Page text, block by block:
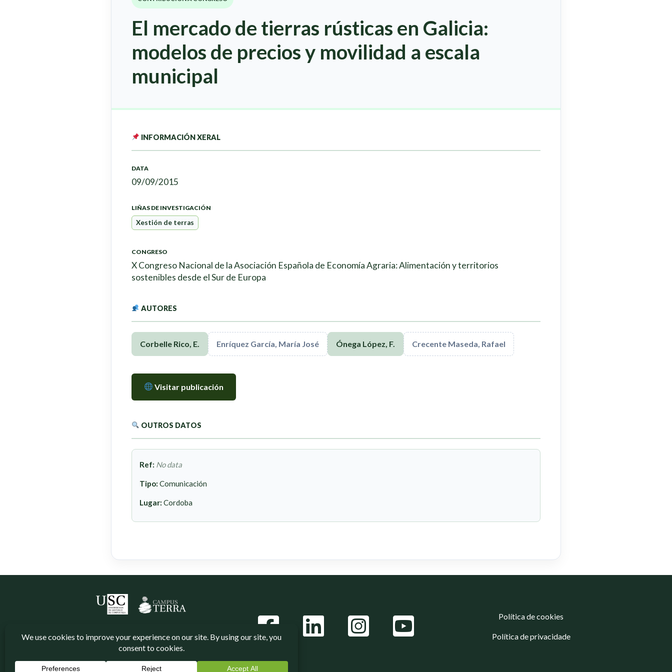
El mercado de tierras rústicas en Galicia:
modelos de precios y movilidad a escala
municipal
INFORMACIÓN XERAL
DATA
09/09/2015
LIÑAS DE INVESTIGACIÓN
Xestión de terras
CONGRESO
X Congreso Nacional de la Asociación Española de Economía Agraria: Alimentación y territorios
sostenibles desde el Sur de Europa
AUTORES
Corbelle Rico, E. Enríquez García, María José Ónega López, F. Crecente Maseda, Rafael
Visitar publicación
OUTROS DATOS
Ref: No data
Tipo: Comunicación
Lugar: Cordoba
Política de cookies
Política de privacidade